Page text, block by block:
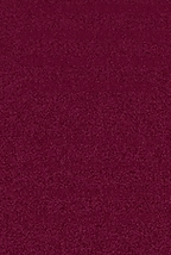
Tu te sens vidée
personnes que tu
scénarios, et tu
pouvoir le nommer.
Ce quelque chose,
qui te relient à ton
qui ne sont plus les
pleinement t'aimer.